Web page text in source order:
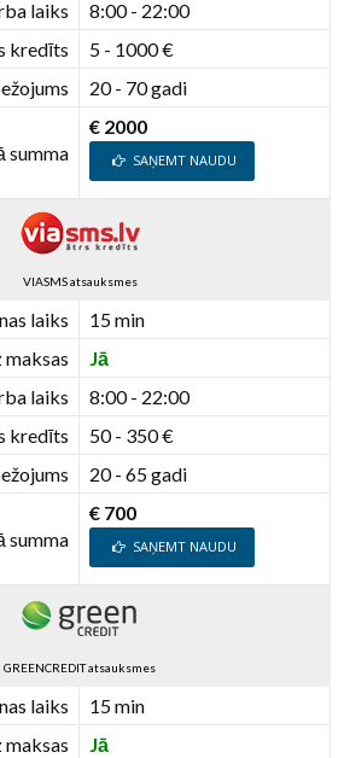
laiks
8:00 - 22:00
kredīts
5 - 1000 €
20 - 70 gadi
summa
€ 2000
SAŅEMT NAUDU
VIASMS atsauksmes
laiks
15 min
maksas
Jā
laiks
8:00 - 22:00
kredīts
50 - 350 €
20 - 65 gadi
summa
€ 700
SAŅEMT NAUDU
GREENCREDIT atsauksmes
laiks
15 min
maksas
Jā